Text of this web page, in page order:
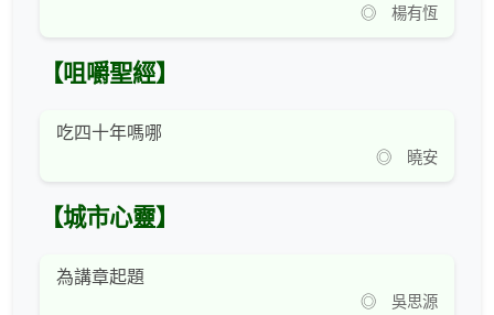
◎ 楊有恆
【咀嚼聖經】
吃四十年嗎哪
◎ 曉安
【城市心靈】
為講章起題
◎ 吳思源